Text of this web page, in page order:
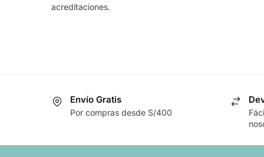
acreditaciones.
Envío Gratis
Por compras desde S/400